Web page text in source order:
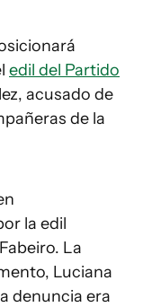
edil del Partido
acusado de
de la
la edil
La
Luciana
denuncia era